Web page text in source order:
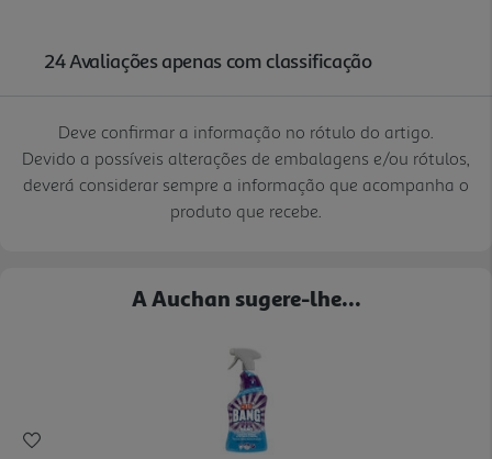
Deve confirmar a informação no rótulo do artigo.
Devido a possíveis alterações de embalagens e/ou rótulos,
deverá considerar sempre a informação que acompanha o
produto que recebe.
A Auchan sugere-lhe...